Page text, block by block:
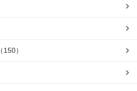
（150）